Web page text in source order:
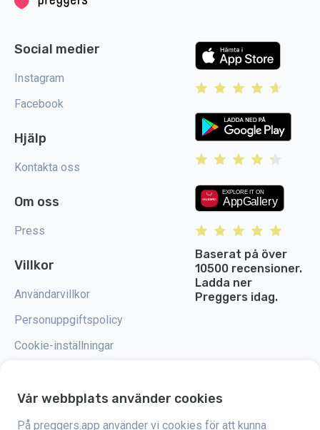
Social medier
Instagram
Facebook
Hjälp
Kontakta oss
Om oss
Press
Villkor
Användarvillkor
Personuppgiftspolicy
Cookie-inställningar
Baserat på över
10500 recensioner.
Ladda ner
Preggers idag.
Preggers är en app som skapades av det svenska företaget Stroller AB år
Vår webbplats använder cookies
På preggers.app använder vi cookies för att kunna